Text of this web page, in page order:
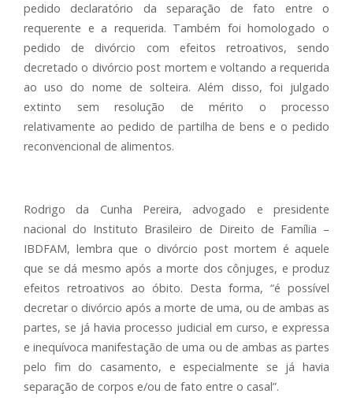
pedido declaratório da separação de fato entre o
requerente e a requerida. Também foi homologado o
pedido de divórcio com efeitos retroativos, sendo
decretado o divórcio post mortem e voltando a requerida
ao uso do nome de solteira. Além disso, foi julgado
extinto sem resolução de mérito o processo
relativamente ao pedido de partilha de bens e o pedido
reconvencional de alimentos.
Rodrigo da Cunha Pereira, advogado e presidente
nacional do Instituto Brasileiro de Direito de Família –
IBDFAM, lembra que o divórcio post mortem é aquele
que se dá mesmo após a morte dos cônjuges, e produz
efeitos retroativos ao óbito. Desta forma, “é possível
decretar o divórcio após a morte de uma, ou de ambas as
partes, se já havia processo judicial em curso, e expressa
e inequívoca manifestação de uma ou de ambas as partes
pelo fim do casamento, e especialmente se já havia
separação de corpos e/ou de fato entre o casal”.